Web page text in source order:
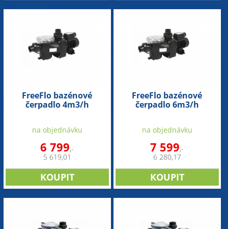
FreeFlo bazénové
čerpadlo 4m3/h
na objednávku
6 799,-
5 619,01
FreeFlo bazénové
čerpadlo 6m3/h
na objednávku
7 599,-
6 280,17